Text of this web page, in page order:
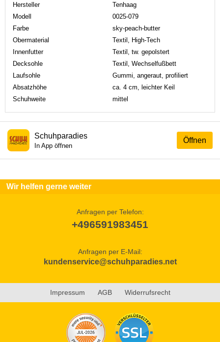
Hersteller
Tenhaag
Modell
0025-079
Farbe
sky-peach-butter
Obermaterial
Textil, High-Tech
Innenfutter
Textil, tw. gepolstert
Decksohle
Textil, Wechselfußbett
Laufsohle
Gummi, angeraut, profiliert
Absatzhöhe
ca. 4 cm, leichter Keil
Schuhweite
mittel
Öffnen
Schuhparadies
In App öffnen
Wir helfen gerne weiter
Anfragen per Telefon:
+496591983451
Anfragen per E-Mail:
kundenservice@schuhparadies.net
Impressum AGB Widerrufsrecht